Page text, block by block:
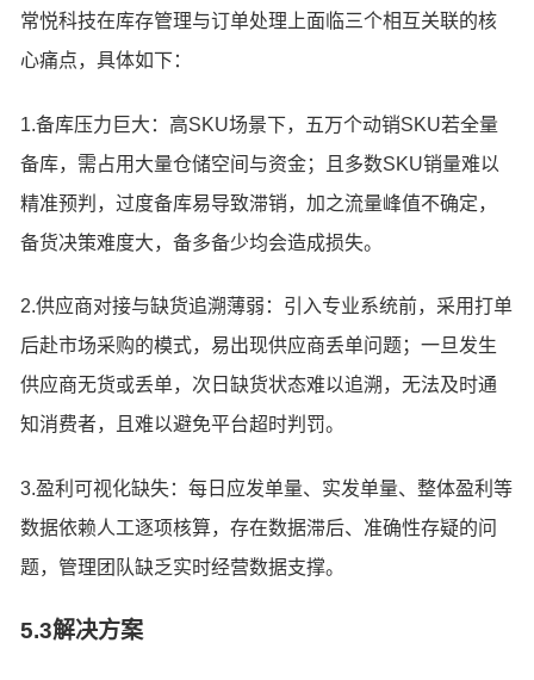
常悦科技在库存管理与订单处理上面临三个相互关联的核
心痛点，具体如下：
1.备库压力巨大：高SKU场景下，五万个动销SKU若全量
备库，需占用大量仓储空间与资金；且多数SKU销量难以
精准预判，过度备库易导致滞销，加之流量峰值不确定，
备货决策难度大，备多备少均会造成损失。
2.供应商对接与缺货追溯薄弱：引入专业系统前，采用打单
后赴市场采购的模式，易出现供应商丢单问题；一旦发生
供应商无货或丢单，次日缺货状态难以追溯，无法及时通
知消费者，且难以避免平台超时判罚。
3.盈利可视化缺失：每日应发单量、实发单量、整体盈利等
数据依赖人工逐项核算，存在数据滞后、准确性存疑的问
题，管理团队缺乏实时经营数据支撑。
5.3解决方案